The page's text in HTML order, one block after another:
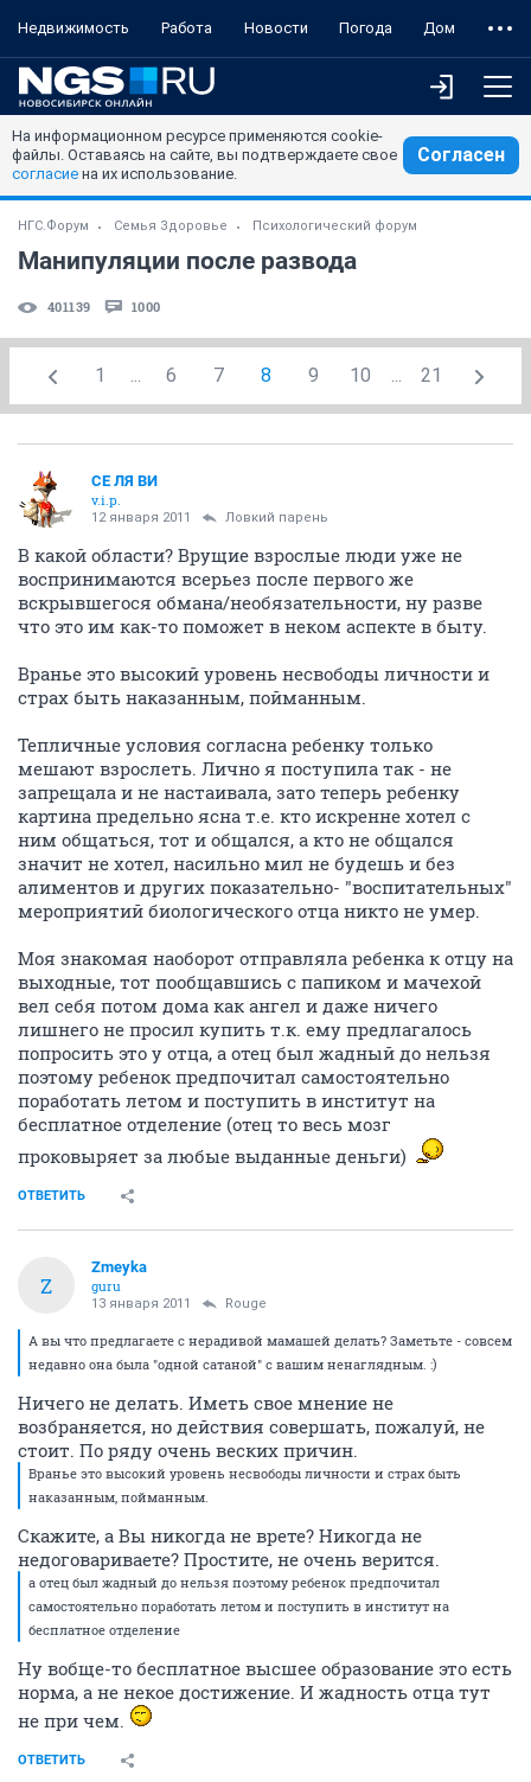
Недвижимость Работа Новости Погода Дом
На информационном ресурсе применяются cookie-
файлы. Оставаясь на сайте, вы подтверждаете свое
согласие на их использование.
Согласен
НГС.Форум Семья Здоровье Психологический форум
Манипуляции после развода
401139 1000
1 ... 6 7 8 9 10 ... 21
СЕ ЛЯ ВИ
v.i.p.
12 января 2011 Ловкий парень
В какой области? Врущие взрослые люди уже не
воспринимаются всерьез после первого же
вскрывшегося обмана/необязательности, ну разве
что это им как-то поможет в неком аспекте в быту.
Вранье это высокий уровень несвободы личности и
страх быть наказанным, пойманным.
Тепличные условия согласна ребенку только
мешают взрослеть. Лично я поступила так - не
запрещала и не настаивала, зато теперь ребенку
картина предельно ясна т.е. кто искренне хотел с
ним общаться, тот и общался, а кто не общался
значит не хотел, насильно мил не будешь и без
алиментов и других показательно- "воспитательных"
мероприятий биологического отца никто не умер.
Моя знакомая наоборот отправляла ребенка к отцу на
выходные, тот пообщавшись с папиком и мачехой
вел себя потом дома как ангел и даже ничего
лишнего не просил купить т.к. ему предлагалось
попросить это у отца, а отец был жадный до нельзя
поэтому ребенок предпочитал самостоятельно
поработать летом и поступить в институт на
бесплатное отделение (отец то весь мозг
проковыряет за любые выданные деньги)
ОТВЕТИТЬ
Z
Zmeyka
guru
13 января 2011 Rouge
А вы что предлагаете с нерадивой мамашей делать? Заметьте - совсем
недавно она была "одной сатаной" с вашим ненаглядным. :)
Ничего не делать. Иметь свое мнение не
возбраняется, но действия совершать, пожалуй, не
стоит. По ряду очень веских причин.
Вранье это высокий уровень несвободы личности и страх быть
наказанным, пойманным.
Скажите, а Вы никогда не врете? Никогда не
недоговариваете? Простите, не очень верится.
а отец был жадный до нельзя поэтому ребенок предпочитал
самостоятельно поработать летом и поступить в институт на
бесплатное отделение
Ну вобще-то бесплатное высшее образование это есть
норма, а не некое достижение. И жадность отца тут
не при чем.
ОТВЕТИТЬ